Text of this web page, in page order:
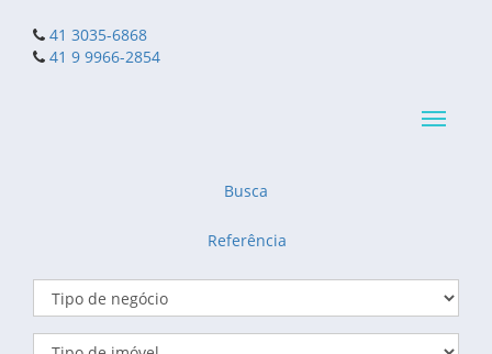
41 3035-6868
41 9 9966-2854
Busca
Referência